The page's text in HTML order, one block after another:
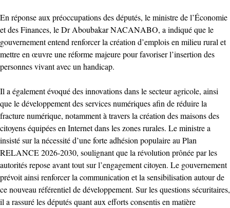
En réponse aux préoccupations des députés, le ministre de l’Économie
et des Finances, le Dr Aboubakar NACANABO, a indiqué que le
gouvernement entend renforcer la création d’emplois en milieu rural et
mettre en œuvre une réforme majeure pour favoriser l’insertion des
personnes vivant avec un handicap.
Il a également évoqué des innovations dans le secteur agricole, ainsi
que le développement des services numériques afin de réduire la
fracture numérique, notamment à travers la création des maisons des
citoyens équipées en Internet dans les zones rurales. Le ministre a
insisté sur la nécessité d’une forte adhésion populaire au Plan
RELANCE 2026-2030, soulignant que la révolution prônée par les
autorités repose avant tout sur l’engagement citoyen. Le gouvernement
prévoit ainsi renforcer la communication et la sensibilisation autour de
ce nouveau référentiel de développement. Sur les questions sécuritaires,
il a rassuré les députés quant aux efforts consentis en matière